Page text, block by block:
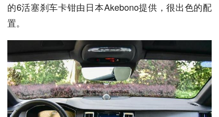
的6活塞刹车卡钳由日本Akebono提供，很出色的配
置。